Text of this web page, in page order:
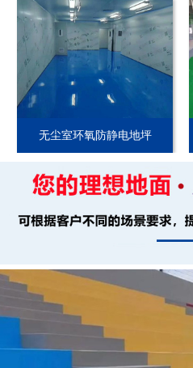
无尘室环氧防静电地坪